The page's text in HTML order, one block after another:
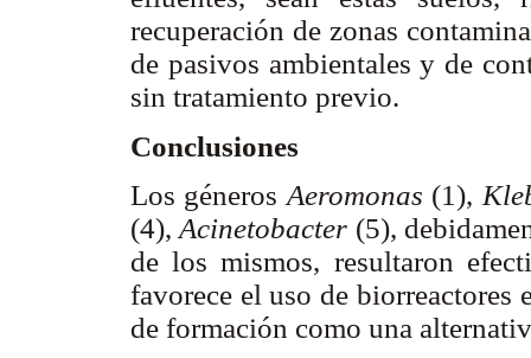
recuperación de zonas
de pasivos ambientales y de
sin tratamiento previo.
Conclusiones
Los géneros Aeromonas (1),
(4),Acinetobacter (5),
de los mismos, resultaron
favorece el uso de biorreactores
de formación como una